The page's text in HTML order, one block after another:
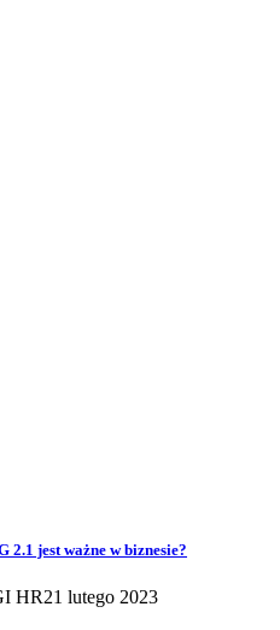
2.1 jest ważne w biznesie?
HR21 lutego 2023